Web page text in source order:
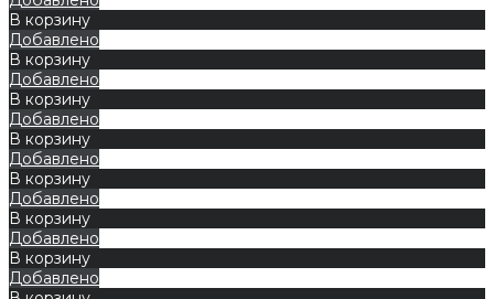
В корзину
Добавлено
В корзину
Добавлено
В корзину
Добавлено
В корзину
Добавлено
В корзину
Добавлено
В корзину
Добавлено
В корзину
Добавлено